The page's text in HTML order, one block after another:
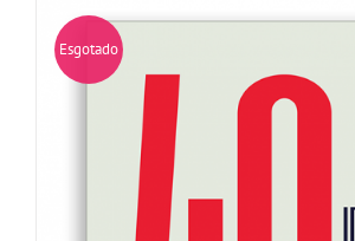
Esgotado